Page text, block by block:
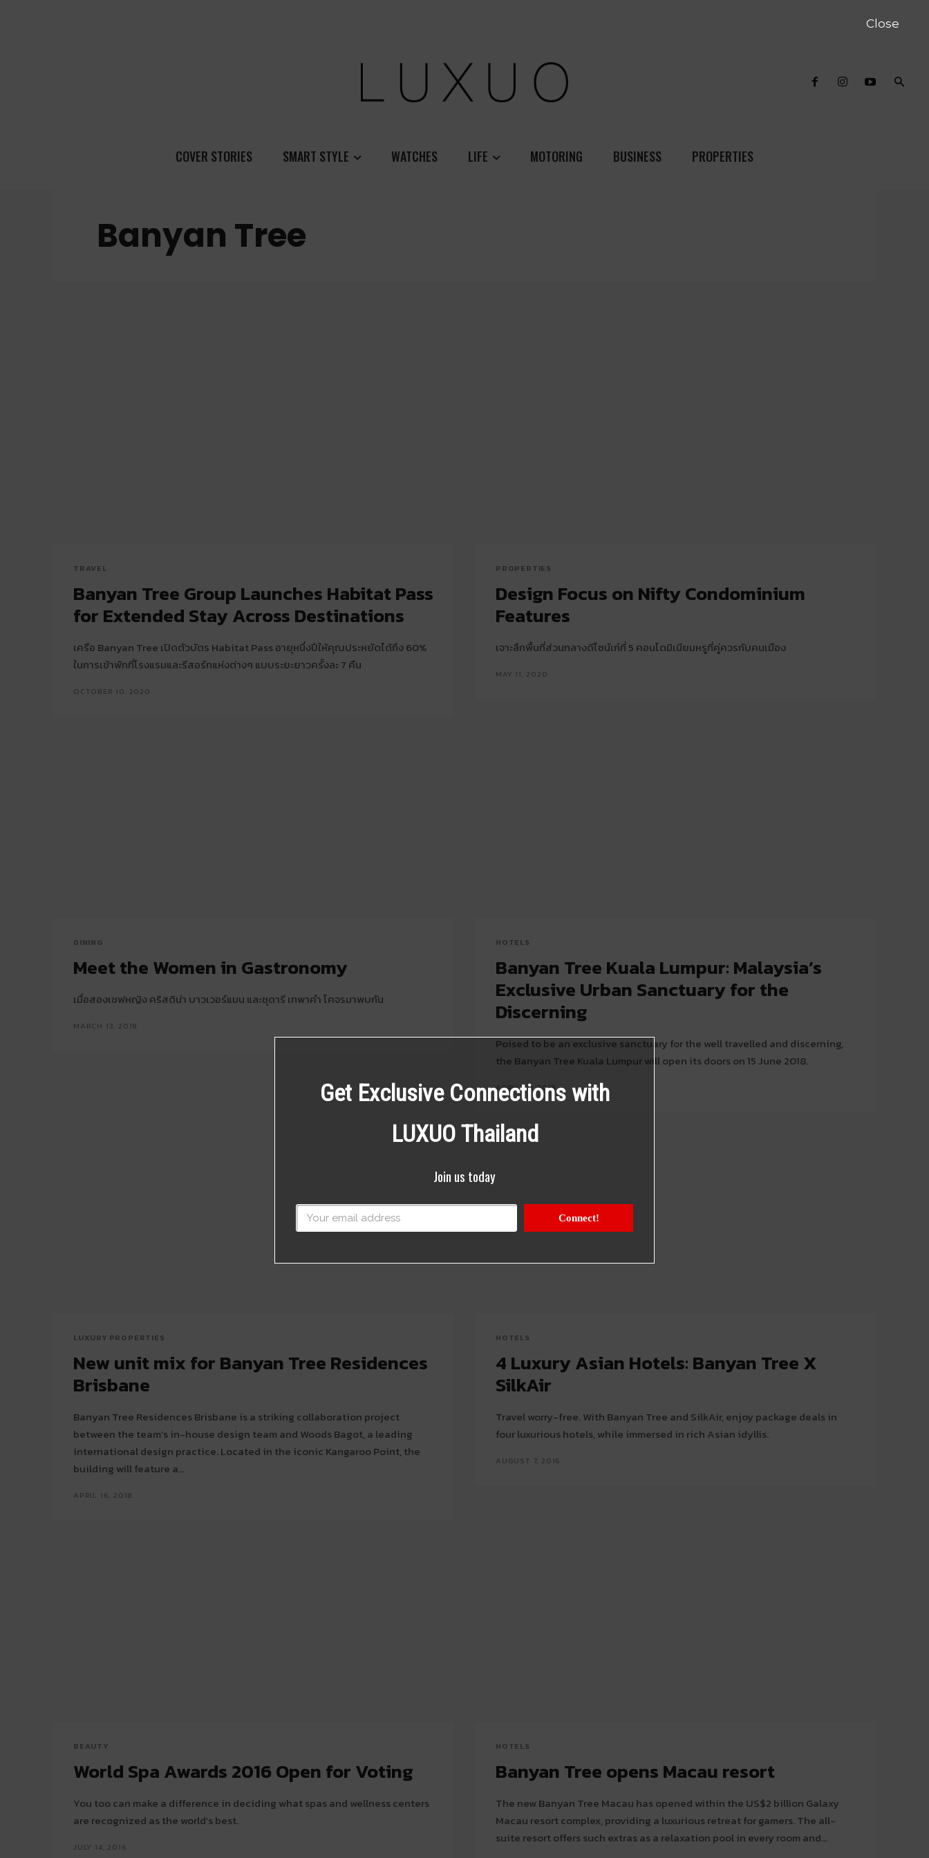
COVER STORIES SMART STYLE WATCHES LIFE MOTORING BUSINESS PROPERTIES
Banyan Tree
TRAVEL
Banyan Tree Group Launches Habitat Pass
for Extended Stay Across Destinations
เครือ Banyan Tree เปิดตัวบัตร Habitat Pass อายุหนึ่งปีให้คุณประหยัดได้ถึง 60%
ในการเข้าพักที่โรงแรมและรีสอร์ทแห่งต่างๆ แบบระยะยาวครั้งละ 7 คืน
OCTOBER 10, 2020
PROPERTIES
Design Focus on Nifty Condominium
Features
เจาะลึกพื้นที่ส่วนกลางดีไซน์เก๋ที่ 5 คอนโดมิเนียมหรูที่คู่ควรกับคนเมือง
MAY 11, 2020
DINING
Meet the Women in Gastronomy
เมื่อสองเชฟหญิง คริสติน่า บาวเวอร์แมน และชุดารี เทพาคำ โคจรมาพบกัน
MARCH 13, 2019
HOTELS
Banyan Tree Kuala Lumpur: Malaysia’s
Exclusive Urban Sanctuary for the
Discerning
Poised to be an exclusive sanctuary for the well travelled and discerning,
the Banyan Tree Kuala Lumpur will open its doors on 15 June 2018.
APRIL 20, 2018
LUXURY PROPERTIES
New unit mix for Banyan Tree Residences
Brisbane
Banyan Tree Residences Brisbane is a striking collaboration project
between the team’s in-house design team and Woods Bagot, a leading
international design practice. Located in the iconic Kangaroo Point, the
building will feature a...
APRIL 16, 2018
HOTELS
4 Luxury Asian Hotels: Banyan Tree X
SilkAir
Travel worry-free. With Banyan Tree and SilkAir, enjoy package deals in
four luxurious hotels, while immersed in rich Asian idyllis.
AUGUST 7, 2016
BEAUTY
World Spa Awards 2016 Open for Voting
You too can make a difference in deciding what spas and wellness centers
are recognized as the world’s best.
JULY 14, 2016
HOTELS
Banyan Tree opens Macau resort
The new Banyan Tree Macau has opened within the US$2 billion Galaxy
Macau resort complex, providing a luxurious retreat for gamers. The all-
suite resort offers such extras as a relaxation pool in every room and...
Get Exclusive Connections with
LUXUO Thailand
Join us today
Connect!
Close